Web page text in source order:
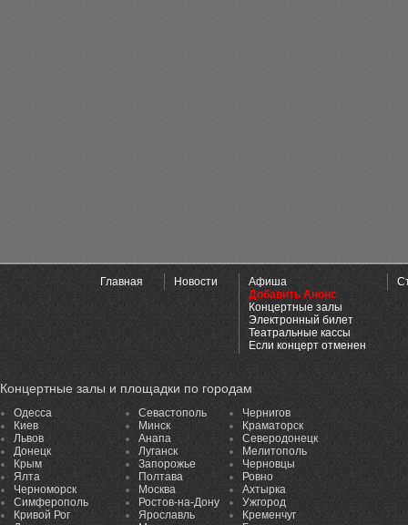
Главная Новости
Афиша
Добавить Анонс
Концертные залы
Электронный билет
Театральные кассы
Если концерт отменен
Концертные залы и площадки по городам
Одесса
Киев
Львов
Донецк
Крым
Ялта
Черноморск
Симферополь
Кривой Рог
Севастополь
Минск
Анапа
Луганск
Запорожье
Полтава
Москва
Ростов-на-Дону
Ярославль
Чернигов
Краматорск
Северодонецк
Мелитополь
Черновцы
Ровно
Ахтырка
Ужгород
Кременчуг